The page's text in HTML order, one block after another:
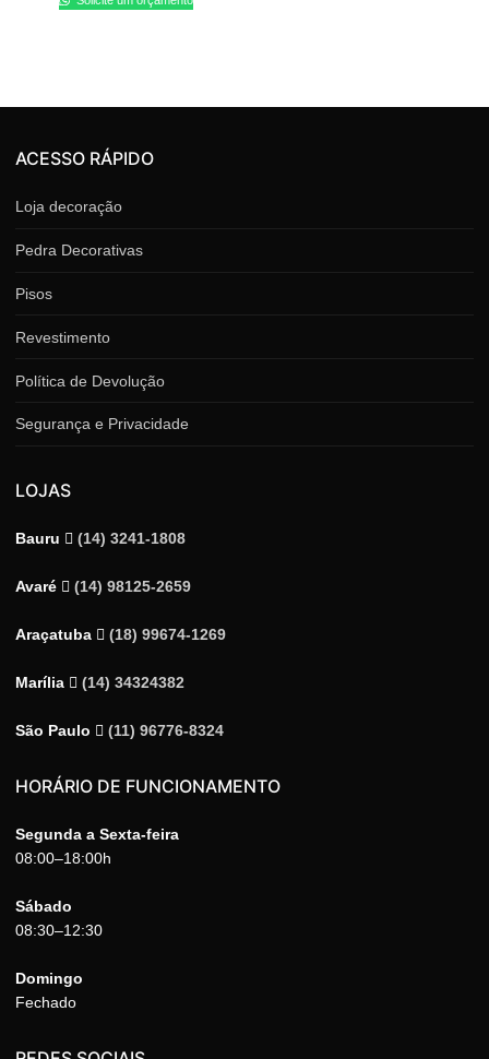
ACESSO RÁPIDO
Loja decoração
Pedra Decorativas
Pisos
Revestimento
Política de Devolução
Segurança e Privacidade
LOJAS
Bauru (14) 3241-1808
Avaré (14) 98125-2659
Araçatuba (18) 99674-1269
Marília (14) 34324382
São Paulo (11) 96776-8324
HORÁRIO DE FUNCIONAMENTO
Segunda a Sexta-feira
08:00–18:00h
Sábado
08:30–12:30
Domingo
Fechado